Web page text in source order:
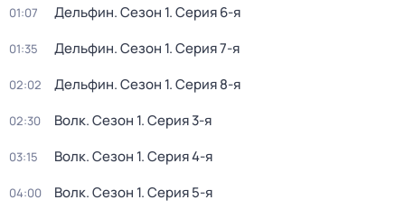
01:07 Дельфин. Сезон 1. Серия 6-я
01:35 Дельфин. Сезон 1. Серия 7-я
02:02 Дельфин. Сезон 1. Серия 8-я
02:30 Волк. Сезон 1. Серия 3-я
03:15 Волк. Сезон 1. Серия 4-я
04:00 Волк. Сезон 1. Серия 5-я